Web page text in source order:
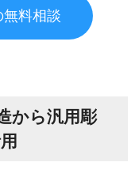
無料相談
から汎用彫